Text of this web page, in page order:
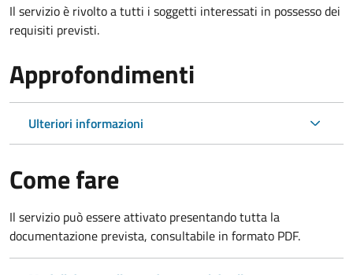
Il servizio è rivolto a tutti i soggetti interessati in possesso dei
requisiti previsti.
Approfondimenti
Ulteriori informazioni
Come fare
Il servizio può essere attivato presentando tutta la
documentazione prevista, consultabile in formato PDF.